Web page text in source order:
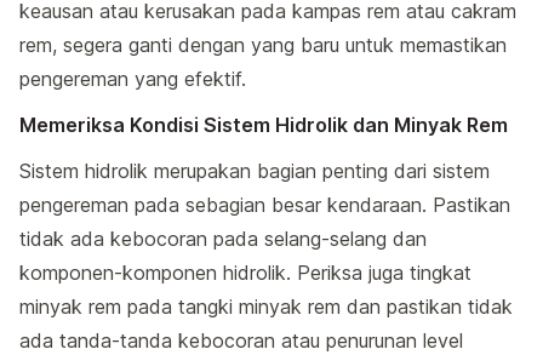
keausan atau kerusakan pada kampas rem atau cakram
rem, segera ganti dengan yang baru untuk memastikan
pengereman yang efektif.
Memeriksa Kondisi Sistem Hidrolik dan Minyak Rem
Sistem hidrolik merupakan bagian penting dari sistem
pengereman pada sebagian besar kendaraan. Pastikan
tidak ada kebocoran pada selang-selang dan
komponen-komponen hidrolik. Periksa juga tingkat
minyak rem pada tangki minyak rem dan pastikan tidak
ada tanda-tanda kebocoran atau penurunan level